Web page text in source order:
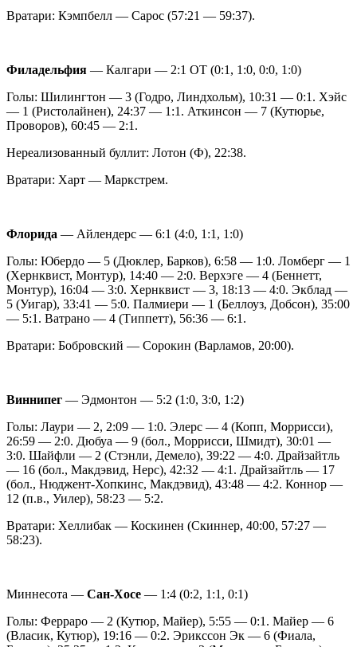
Вратари: Кэмпбелл — Сарос (57:21 — 59:37).
Филадельфия — Калгари — 2:1 ОТ (0:1, 1:0, 0:0, 1:0)
Голы: Шилингтон — 3 (Годро, Линдхольм), 10:31 — 0:1. Хэйс
— 1 (Ристолайнен), 24:37 — 1:1. Аткинсон — 7 (Кутюрье,
Проворов), 60:45 — 2:1.
Нереализованный буллит: Лотон (Ф), 22:38.
Вратари: Харт — Маркстрем.
Флорида — Айлендерс — 6:1 (4:0, 1:1, 1:0)
Голы: Юбердо — 5 (Дюклер, Барков), 6:58 — 1:0. Ломберг — 1
(Хернквист, Монтур), 14:40 — 2:0. Верхэге — 4 (Беннетт,
Монтур), 16:04 — 3:0. Хернквист — 3, 18:13 — 4:0. Экблад —
5 (Уигар), 33:41 — 5:0. Палмиери — 1 (Беллоуз, Добсон), 35:00
— 5:1. Ватрано — 4 (Типпетт), 56:36 — 6:1.
Вратари: Бобровский — Сорокин (Варламов, 20:00).
Виннипег — Эдмонтон — 5:2 (1:0, 3:0, 1:2)
Голы: Лаури — 2, 2:09 — 1:0. Элерс — 4 (Копп, Моррисси),
26:59 — 2:0. Дюбуа — 9 (бол., Моррисси, Шмидт), 30:01 —
3:0. Шайфли — 2 (Стэнли, Демело), 39:22 — 4:0. Драйзайтль
— 16 (бол., Макдэвид, Нерс), 42:32 — 4:1. Драйзайтль — 17
(бол., Нюджент-Хопкинс, Макдэвид), 43:48 — 4:2. Коннор —
12 (п.в., Уилер), 58:23 — 5:2.
Вратари: Хеллибак — Коскинен (Скиннер, 40:00, 57:27 —
58:23).
Миннесота — Сан-Хосе — 1:4 (0:2, 1:1, 0:1)
Голы: Ферраро — 2 (Кутюр, Майер), 5:55 — 0:1. Майер — 6
(Власик, Кутюр), 19:16 — 0:2. Эрикссон Эк — 6 (Фиала,